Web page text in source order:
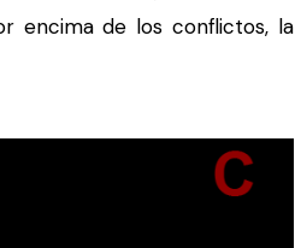
encima de los conflictos, la